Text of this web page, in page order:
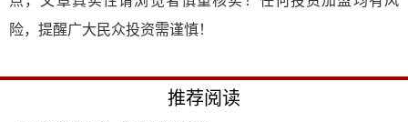
险，提醒广大民众投资需谨慎！
推荐阅读